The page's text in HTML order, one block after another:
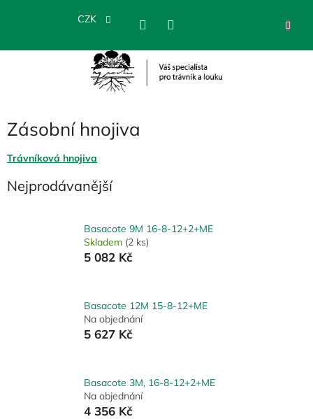
CZK
Zásobní hnojiva
Trávníková hnojiva
Nejprodávanější
Basacote 9M 16-8-12+2+ME
Skladem (2 ks)
5 082 Kč
Basacote 12M 15-8-12+ME
Na objednání
5 627 Kč
Basacote 3M, 16-8-12+2+ME
Na objednání
4 356 Kč